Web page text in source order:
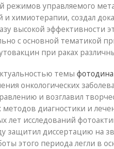
режимов управляемого
и химиотерапии, создал
высокой эффективности
с основной тематикой
при раках
темы
онкологических
и возглавил
диагностики и
лет исследований
защитил диссертацию на
этого периода легли в